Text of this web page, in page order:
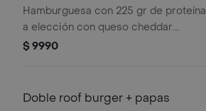
Hamburguesa con 225 gr de proteína
a elección con queso cheddar.
Incluye papas fritas.
$ 9990
Doble roof burger + papas